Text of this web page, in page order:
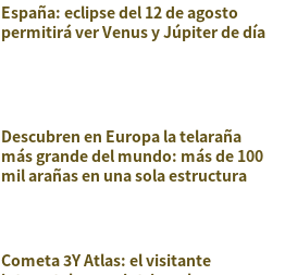
España: eclipse del 12 de agosto
permitirá ver Venus y Júpiter de día
Descubren en Europa la telaraña
más grande del mundo: más de 100
mil arañas en una sola estructura
Cometa 3Y Atlas: el visitante